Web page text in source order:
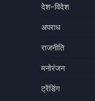
देश-विदेश
अपराध
राजनीति
मनोरंजन
ट्रेंडिंग